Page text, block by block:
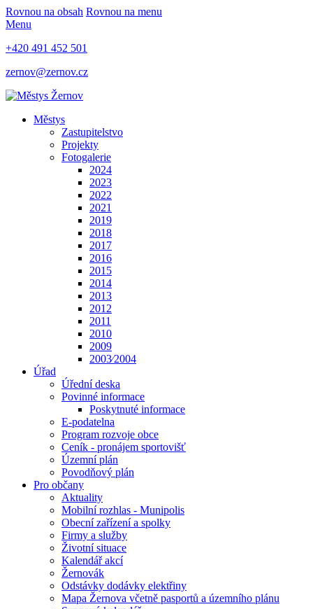
Rovnou na obsah Rovnou na menu
Menu
+420 491 452 501
zernov@zernov.cz
Městys
Zastupitelstvo
Projekty
Fotogalerie
2024
2023
2022
2021
2019
2018
2017
2016
2015
2014
2013
2012
2011
2010
2009
2003⁄2004
Úřad
Úřední deska
Povinné informace
Poskytnuté informace
E-podatelna
Program rozvoje obce
Ceník - pronájem sportovišť
Územní plán
Povodňový plán
Pro občany
Aktuality
Mobilní rozhlas - Munipolis
Obecní zařízení a spolky
Firmy a služby
Životní situace
Kalendář akcí
Žernovák
Odstávky dodávky elektřiny
Mapa Žernova včetně pasportů a územního plánu